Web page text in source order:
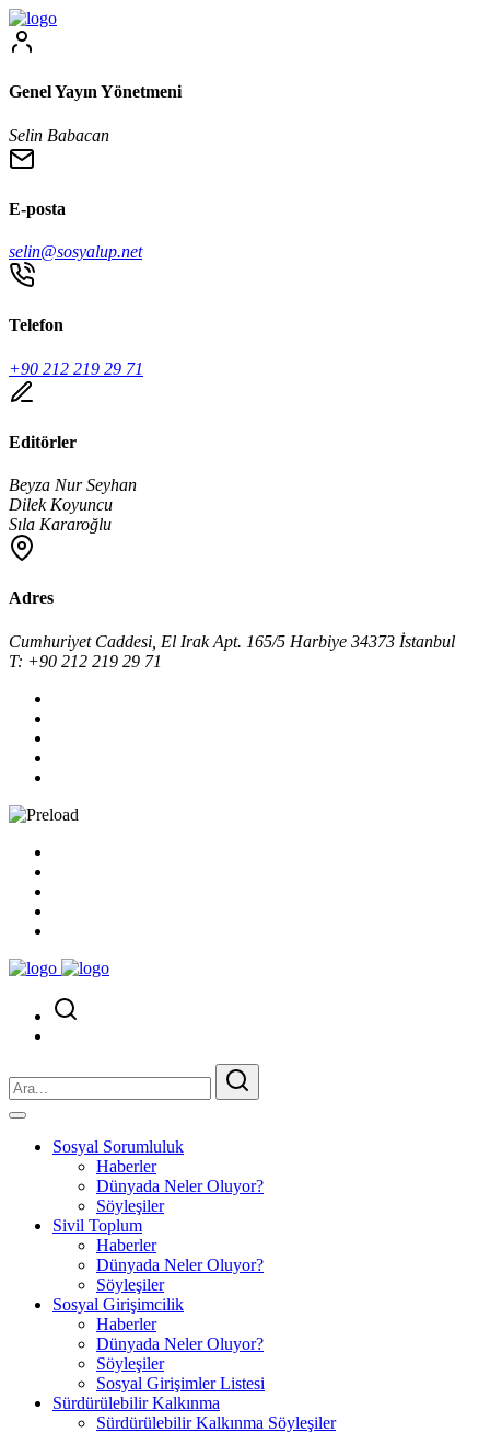
Genel Yayın Yönetmeni
Selin Babacan
E-posta
selin@sosyalup.net
Telefon
+90 212 219 29 71
Editörler
Beyza Nur Seyhan
Dilek Koyuncu
Sıla Kararoğlu
Adres
Cumhuriyet Caddesi, El Irak Apt. 165/5 Harbiye 34373 İstanbul
T: +90 212 219 29 71
Sosyal Sorumluluk
Haberler
Dünyada Neler Oluyor?
Söyleşiler
Sivil Toplum
Haberler
Dünyada Neler Oluyor?
Söyleşiler
Sosyal Girişimcilik
Haberler
Dünyada Neler Oluyor?
Söyleşiler
Sosyal Girişimler Listesi
Sürdürülebilir Kalkınma
Sürdürülebilir Kalkınma Söyleşiler